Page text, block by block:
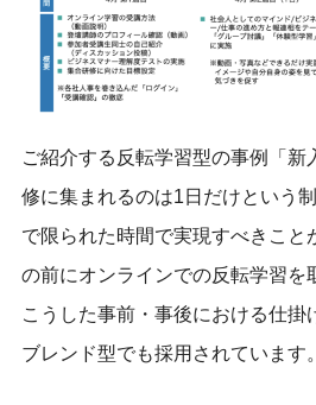
ご紹介する反転学習型の事例「新
修に集まれるのは1日だけという
で限られた時間で実現すべきこと
の前にオンラインでの反転学習を
こうした事前・事後における仕掛
ブレンド型でも採用されています。